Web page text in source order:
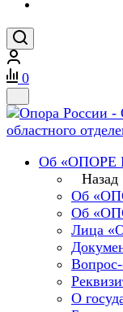
0
Об «ОПОРЕ
Назад
Об
Об
Лица
Вопрос-
О